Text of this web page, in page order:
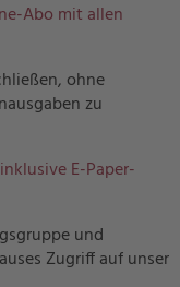
Abo mit allen
ohne
zu
E-Paper-
und
Zugriff auf unser